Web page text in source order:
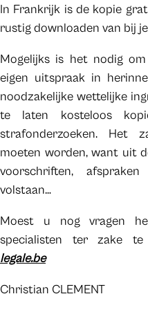
In Frankrijk is de kopie
rustig downloaden van bij
Mogelijks is het nodig
eigen uitspraak in
noodzakelijke wettelijke
te laten kosteloos
strafonderzoeken. Het
moeten worden, want uit
voorschriften,
volstaan…
Moest u nog vragen
specialisten ter zake
legale.be
Christian CLEMENT